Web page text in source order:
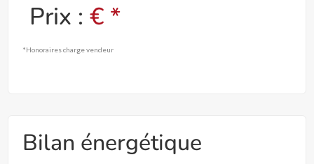
Prix :€ *
*Honoraires charge vendeur
Bilan énergétique